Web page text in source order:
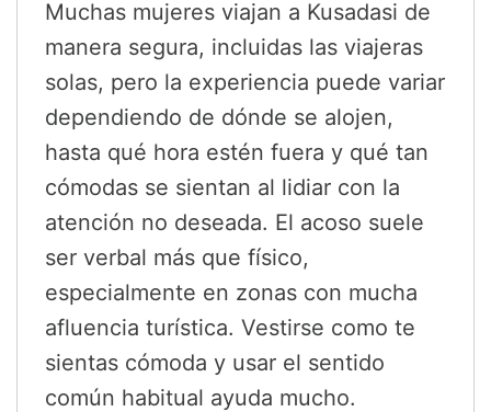
Muchas mujeres viajan a Kusadasi de
manera segura, incluidas las viajeras
solas, pero la experiencia puede variar
dependiendo de dónde se alojen,
hasta qué hora estén fuera y qué tan
cómodas se sientan al lidiar con la
atención no deseada. El acoso suele
ser verbal más que físico,
especialmente en zonas con mucha
afluencia turística. Vestirse como te
sientas cómoda y usar el sentido
común habitual ayuda mucho.